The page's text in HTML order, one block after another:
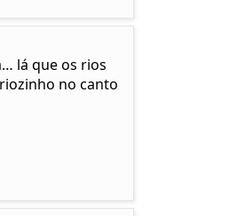
lá que os rios
no canto